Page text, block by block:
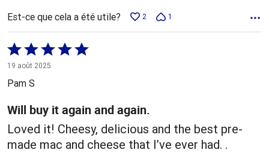
Est-ce que cela a été utile? 2 1
Coté
5 sur
5
19 août 2025
Pam S
Will buy it again and again.
Loved it! Cheesy, delicious and the best pre-
made mac and cheese that I’ve ever had. .